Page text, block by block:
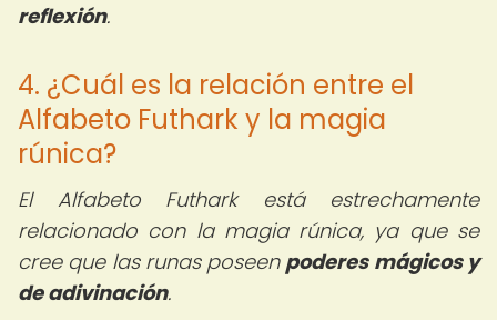
reflexión.
4. ¿Cuál es la relación entre el
Alfabeto Futhark y la magia
rúnica?
El Alfabeto Futhark está estrechamente
relacionado con la magia rúnica, ya que se
cree que las runas poseen poderes mágicos y
de adivinación.